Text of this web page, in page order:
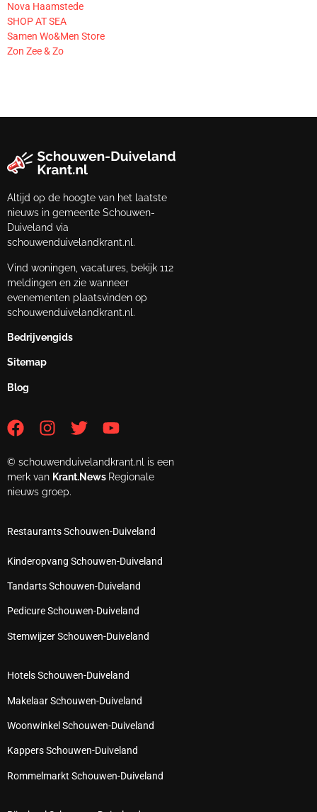
Nova Haamstede
SHOP AT SEA
Samen Wo&Men Store
Zon Zee & Zo
Altijd op de hoogte van het laatste
nieuws in gemeente Schouwen-
Duiveland via
schouwenduivelandkrant.nl.
Vind woningen, vacatures, bekijk 112
meldingen en zie wanneer
evenementen plaatsvinden op
schouwenduivelandkrant.nl.
Bedrijvengids
Sitemap
Blog
© schouwenduivelandkrant.nl is een
merk van Krant.News Regionale
nieuws groep.
Restaurants Schouwen-Duiveland
Kinderopvang Schouwen-Duiveland
Tandarts Schouwen-Duiveland
Pedicure Schouwen-Duiveland
Stemwijzer Schouwen-Duiveland
Hotels Schouwen-Duiveland
Makelaar Schouwen-Duiveland
Woonwinkel Schouwen-Duiveland
Kappers Schouwen-Duiveland
Rommelmarkt Schouwen-Duiveland